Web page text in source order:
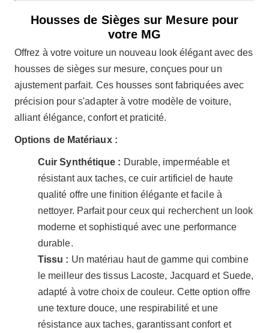
Housses de Sièges sur Mesure pour
votre MG
Offrez à votre voiture un nouveau look élégant avec des
housses de sièges sur mesure, conçues pour un
ajustement parfait. Ces housses sont fabriquées avec
précision pour s'adapter à votre modèle de voiture,
alliant élégance, confort et praticité.
Options de Matériaux :
Cuir Synthétique : Durable, imperméable et
résistant aux taches, ce cuir artificiel de haute
qualité offre une finition élégante et facile à
nettoyer. Parfait pour ceux qui recherchent un look
moderne et sophistiqué avec une performance
durable.
Tissu : Un matériau haut de gamme qui combine
le meilleur des tissus Lacoste, Jacquard et Suede,
adapté à votre choix de couleur. Cette option offre
une texture douce, une respirabilité et une
résistance aux taches, garantissant confort et